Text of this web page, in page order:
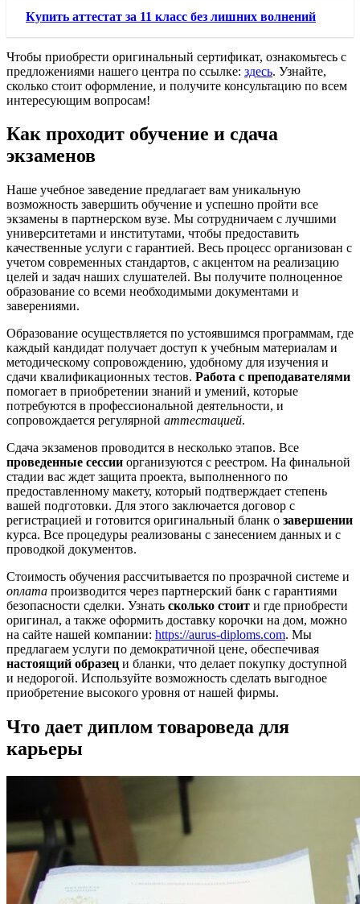
Купить аттестат за 11 класс без лишних волнений
Чтобы приобрести оригинальный сертификат, ознакомьтесь с
предложениями нашего центра по ссылке: здесь. Узнайте,
сколько стоит оформление, и получите консультацию по всем
интересующим вопросам!
Как проходит обучение и сдача
экзаменов
Наше учебное заведение предлагает вам уникальную
возможность завершить обучение и успешно пройти все
экзамены в партнерском вузе. Мы сотрудничаем с лучшими
университетами и институтами, чтобы предоставить
качественные услуги с гарантией. Весь процесс организован с
учетом современных стандартов, с акцентом на реализацию
целей и задач наших слушателей. Вы получите полноценное
образование со всеми необходимыми документами и
заверениями.
Образование осуществляется по устоявшимся программам, где
каждый кандидат получает доступ к учебным материалам и
методическому сопровождению, удобному для изучения и
сдачи квалификационных тестов. Работа с преподавателями
помогает в приобретении знаний и умений, которые
потребуются в профессиональной деятельности, и
сопровождается регулярной аттестацией.
Сдача экзаменов проводится в несколько этапов. Все
проведенные сессии организуются с реестром. На финальной
стадии вас ждет защита проекта, выполненного по
предоставленному макету, который подтверждает степень
вашей подготовки. Для этого заключается договор с
регистрацией и готовится оригинальный бланк о завершении
курса. Все процедуры реализованы с занесением данных и с
проводкой документов.
Стоимость обучения рассчитывается по прозрачной системе и
оплата производится через партнерский банк с гарантиями
безопасности сделки. Узнать сколько стоит и где приобрести
оригинал, а также оформить доставку корочки на дом, можно
на сайте нашей компании: https://aurus-diploms.com. Мы
предлагаем услуги по демократичной цене, обеспечивая
настоящий образец и бланки, что делает покупку доступной
и недорогой. Используйте возможность сделать выгодное
приобретение высокого уровня от нашей фирмы.
Что дает диплом товароведа для
карьеры